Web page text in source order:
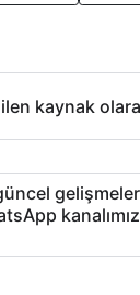
kaynak